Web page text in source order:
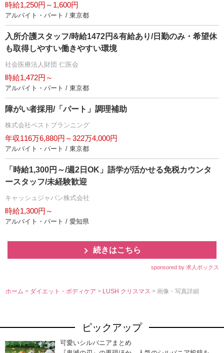
時給1,250円～1,600円
アルバイト・パート / 東京都
入所介護スタッフ/時給1472円&有給あり/日勤のみ・希望休
も取得しやすい働きやすい環境
社会医療法人財団 仁医会
時給1,472円～
アルバイト・パート / 東京都
障がい者採用/「パート」調理補助
株式会社ベストプランニング
年収116万6,880円～322万4,000円
アルバイト・パート / 東京都
「時給1,300円～/週2日OK」語学が活かせる免税カウンタ
ースタッフ/未経験歓迎
キャッシュジャパン株式会社
時給1,300円～
アルバイト・パート / 愛知県
続きはこちら
sponsored by 求人ボックス
ホーム > ダイエット・ボディケア> LUSH クリスマス> 画像・写真詳細
ピックアップ
可愛いシルバニアまとめ